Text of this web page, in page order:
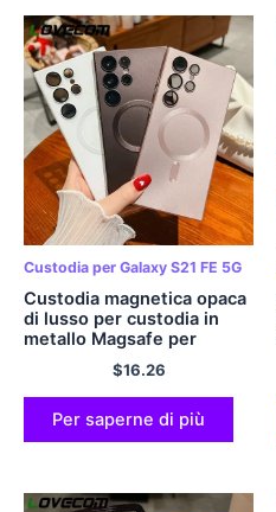
Custodia per Galaxy S21 FE 5G
Custodia magnetica opaca
di lusso per custodia in
metallo Magsafe per
Samsung Galaxy S23 S22
S21 Plus Ultra S20 FE Note
20 Ultra 10 Inoltre
copertina morbida
$16.26
Per saperne di più